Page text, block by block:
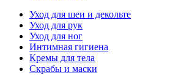
Уход для шеи и декольте
Уход для рук
Уход для ног
Интимная гигиена
Кремы для тела
Скрабы и маски